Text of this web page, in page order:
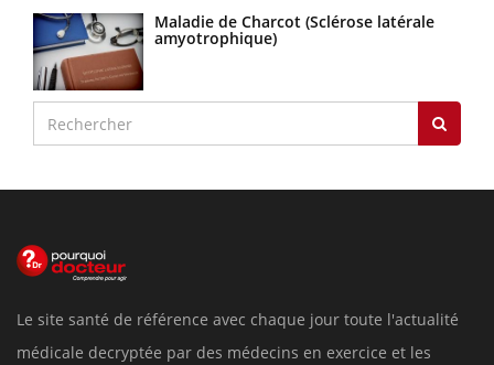
Maladie de Charcot (Sclérose latérale
amyotrophique)
Le site santé de référence avec chaque jour toute l'actualité
médicale decryptée par des médecins en exercice et les